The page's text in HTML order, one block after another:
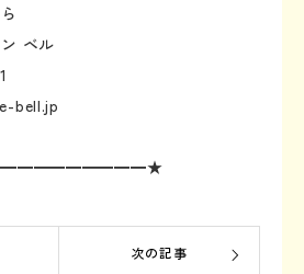
ベル
bell.jp
次の記事